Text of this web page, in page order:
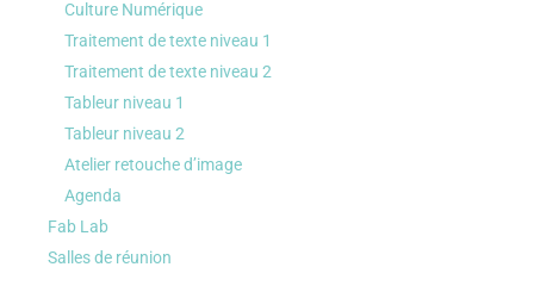
Culture Numérique
Traitement de texte niveau 1
Traitement de texte niveau 2
Tableur niveau 1
Tableur niveau 2
Atelier retouche d’image
Agenda
Fab Lab
Salles de réunion